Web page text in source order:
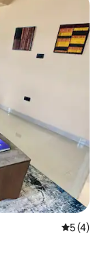
5 de
5 (4)